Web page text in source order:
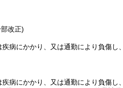
改正)
病にかかり、又は通勤により負傷
病にかかり、又は通勤により負傷